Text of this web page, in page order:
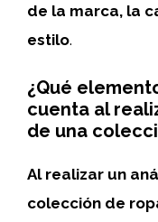
de la marca, la
estilo.
¿Qué
cuenta al
de una
Al realizar un
colección de